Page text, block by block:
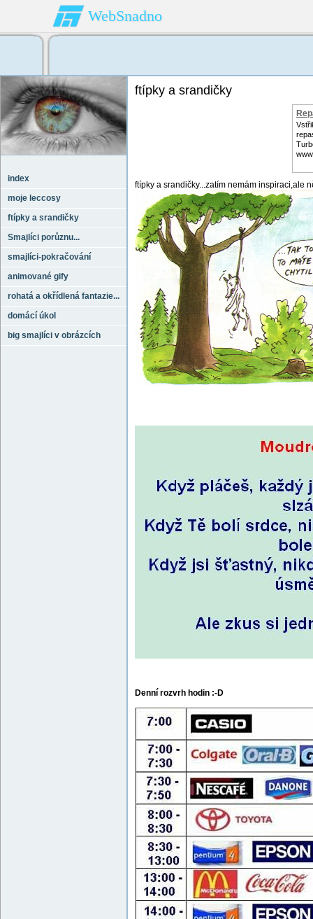
WebSnadno
index
moje leccosy
ftípky a srandičky
Smajlíci porůznu...
smajlíci-pokračování
animované gify
rohatá a okřídlená fantazie...
domácí úkol
big smajlíci v obrázcích
ftípky a srandičky
ftípky a srandičky...zatím nemám inspiraci,ale
Denní rozvrh hodin :-D